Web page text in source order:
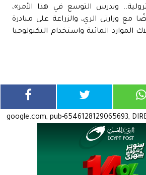
وندرس التوسع في هذا الأمر»،
مع وزارتى الري، والزراعة على مبادرة
الموارد المائية واستخدام التكنولوجيا
google.com, pub-6546128129065693,